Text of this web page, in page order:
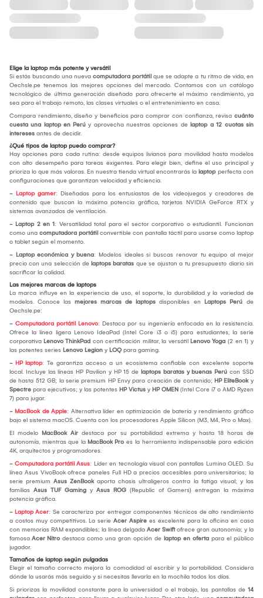
Elige la laptop más potente y versátil
Si estás buscando una nueva computadora portátil que se adapte a tu ritmo de vida, en
Oechsle.pe tenemos las mejores opciones del mercado. Contamos con un catálogo
tecnológico de última generación diseñado para ofrecerte el máximo rendimiento, ya
sea para el trabajo remoto, las clases virtuales o el entretenimiento en casa.
Compara rendimiento, diseño y beneficios para comprar con confianza, revisa cuánto
cuesta una laptop en Perú y aprovecha nuestras opciones de laptop a 12 cuotas sin
intereses antes de decidir.
¿Qué tipos de laptop puedo comprar?
Hay opciones para cada rutina: desde equipos livianos para movilidad hasta modelos
con alto desempeño para tareas exigentes. Para elegir bien, define el uso principal y
prioriza lo que más valoras. En nuestra tienda virtual encontrarás la laptopperfecta con
configuraciones que garantizan velocidad y eficiencia.
- Laptop gamer: Diseñadas para los entusiastas de los videojuegos y creadores de
contenido que buscan la máxima potencia gráfica, tarjetas NVIDIA GeForce RTX y
sistemas avanzados de ventilación.
- Laptop 2 en 1: Versatilidad total para el sector corporativo o estudiantil. Funcionan
como una computadora portátil convertible con pantalla táctil para usarse como laptop
o tablet según el momento.
- Laptop económica y buena: Modelos ideales si buscas renovar tu equipo al mejor
precio con una selección de laptops baratas que se ajustan a tu presupuesto diario sin
sacrificar la calidad.
Las mejores marcas de laptops
La marca influye en la experiencia de uso, el soporte, la durabilidad y la variedad de
modelos. Conoce las mejores marcas de laptops disponibles en Laptops Perú de
Oechsle.pe:
- Computadora portátil Lenovo: Destaca por su ingeniería enfocada en la resistencia.
Ofrece la línea ligera Lenovo IdeaPad (Intel Core i3 o i5) para estudiantes, la serie
corporativa Lenovo ThinkPad con certificación militar, la versátil Lenovo Yoga (2 en 1) y
las potentes series Lenovo Legion y LOQ para gaming.
- HP laptop: Te garantiza acceso a un ecosistema confiable con excelente soporte
local. Incluye las líneas HP Pavilion y HP 15 de laptops baratas y buenas Perú con SSD
de hasta 512 GB; la serie premium HP Envy para creación de contenido; HP EliteBooky
Spectre para ejecutivos; y las potentes HP Victus y HP OMEN (Intel Core i7 o AMD Ryzen
7) para jugar.
- MacBook de Apple: Alternativa líder en optimización de batería y rendimiento gráfico
bajo el sistema macOS. Cuenta con los procesadores Apple Silicon (M3, M4, Pro o Max).
El modelo MacBook Air destaca por su portabilidad extrema y hasta 18 horas de
autonomía, mientras que la MacBook Pro es la herramienta indispensable para edición
4K, arquitectos y programadores.
- Computadora portátil Asus: Líder en tecnología visual con pantallas Lumina OLED. Su
línea Asus VivoBook ofrece paneles Full HD a precios accesibles para universitarios; la
serie premium Asus ZenBookaporta chasis ultraligeros contra la fatiga visual; y las
familias Asus TUF Gaming y Asus ROG (Republic of Gamers) entregan la máxima
potencia gráfica.
- Laptop Acer: Se caracteriza por entregar componentes técnicos de alto rendimiento
a costos muy competitivos. La serie Acer Aspire es excelente para la oficina en casa
con memorias RAM expandibles; la línea delgada Acer Swiftofrece gran autonomía; y la
famosa Acer Nitro destaca como una gran opción de laptop en oferta para el público
jugador.
Tamaños de laptop según pulgadas
Elegir el tamaño correcto mejora la comodidad al escribir y la portabilidad. Considera
dónde la usarás más seguido y si necesitas llevarla en la mochila todos los días.
Si priorizas la movilidad constante para la universidad o el trabajo, las pantallas de 14